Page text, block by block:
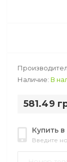
Наличие: В
581.49
Купить
Введите